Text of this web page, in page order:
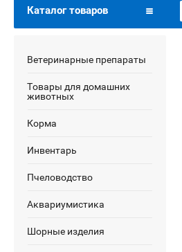
Каталог товаров
Ветеринарные препараты
Товары для домашних
животных
Корма
Инвентарь
Пчеловодство
Аквариумистика
Шорные изделия